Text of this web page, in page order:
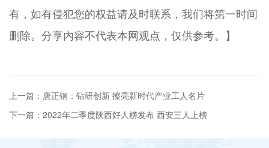
有，如有侵犯您的权益请及时联系，我们将第一时间
删除。分享内容不代表本网观点，仅供参考。】
上一篇：唐正钢：钻研创新 擦亮新时代产业工人名片
下一篇：2022年二季度陕西好人榜发布 西安三人上榜